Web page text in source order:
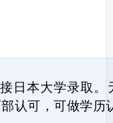
日本大学录取
认可，可做学历